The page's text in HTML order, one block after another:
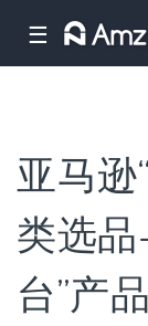
☰
亚马逊
类选
台”产